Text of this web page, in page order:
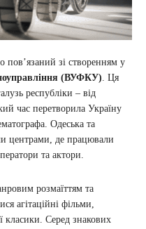
пов’язаний зі створенням у
(ВУФКУ). Ця
республіки – від
час перетворила Україну
Одеська та
центрами, де працювали
та актори.
розмаїттям та
агітаційні фільми,
класики. Серед знакових